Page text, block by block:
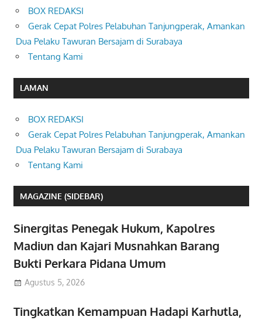
BOX REDAKSI
Gerak Cepat Polres Pelabuhan Tanjungperak, Amankan
Dua Pelaku Tawuran Bersajam di Surabaya
Tentang Kami
LAMAN
BOX REDAKSI
Gerak Cepat Polres Pelabuhan Tanjungperak, Amankan
Dua Pelaku Tawuran Bersajam di Surabaya
Tentang Kami
MAGAZINE (SIDEBAR)
Sinergitas Penegak Hukum, Kapolres
Madiun dan Kajari Musnahkan Barang
Bukti Perkara Pidana Umum
Agustus 5, 2026
Tingkatkan Kemampuan Hadapi Karhutla,